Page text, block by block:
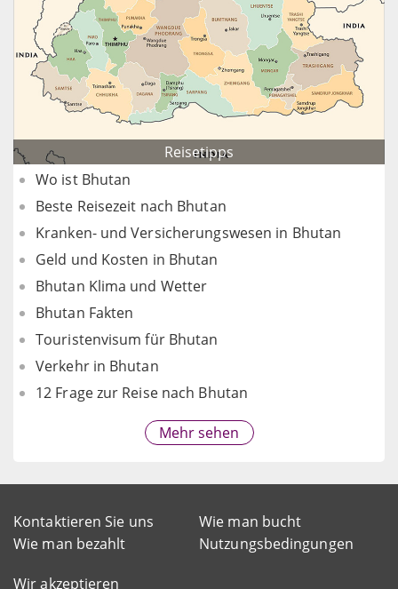
Reisetipps
Wo ist Bhutan
Beste Reisezeit nach Bhutan
Kranken- und Versicherungswesen in Bhutan
Geld und Kosten in Bhutan
Bhutan Klima und Wetter
Bhutan Fakten
Touristenvisum für Bhutan
Verkehr in Bhutan
12 Frage zur Reise nach Bhutan
Mehr sehen
Kontaktieren Sie uns
Wie man bucht
Wie man bezahlt
Nutzungsbedingungen
Wir akzeptieren